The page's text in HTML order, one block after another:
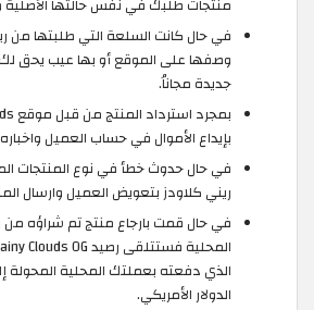
في حال كانت السلعة التي طلبتها من
وصفها على الموقع أو بها عيب يحق
جديدة مجاناُ.
بإيداع الأموال في حساب العميل
في حال حدوث خطأ في نوع المنتجات
ريني كلاودز بتعويض العميل وارسال
في حال قمت بارجاع منتج تم شراؤه من
الذي دفعته بعملتك المحلية المحولة
الدولار الأمريكي.